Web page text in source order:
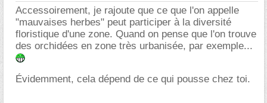
Accessoirement, je rajoute que ce que l'on appelle
"mauvaises herbes" peut participer à la diversité
floristique d'une zone. Quand on pense que l'on trouve
des orchidées en zone très urbanisée, par exemple...
Évidemment, cela dépend de ce qui pousse chez toi.